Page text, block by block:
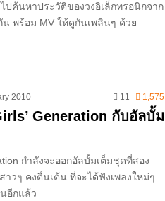
ปค้นหาประวัติของวงอิเล็กทรอนิกจาก
น พร้อม MV ให้ดูกันเพลินๆ ด้วย
2010 11 1,575
Generation กับอัลบั้ม
กำลังจะออกอัลบั้มเต็มชุดที่สอง
วๆ คงตื่นเต้น ที่จะได้ฟังเพลงใหม่ๆ
อีกแล้ว